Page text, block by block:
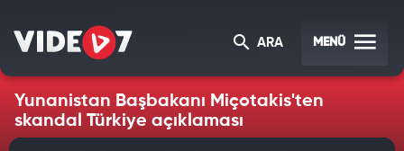
ARA MENÜ
Yunanistan Başbakanı Miçotakis'ten
skandal Türkiye açıklaması